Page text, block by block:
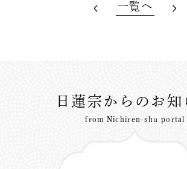
一覧へ
日蓮宗からのお知
from Nichiren-shu portal